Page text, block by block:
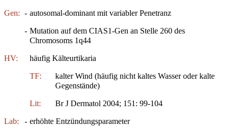
Gen: - autosomal-dominant mit variabler Penetranz
- Mutation auf dem CIAS1-Gen an Stelle 260 des
Chromosoms 1q44
HV: häufig Kälteurtikaria
TF:
kalter Wind (häufig nicht kaltes Wasser oder kalte
Gegenstände)
Lit: Br J Dermatol 2004; 151: 99-104
Lab: - erhöhte Entzündungsparameter